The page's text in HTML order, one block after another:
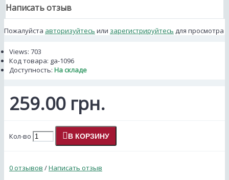
Написать отзыв
Пожалуйста авторизуйтесь или зарегистрируйтесь для просмотра
Views: 703
Код товара: ga-1096
Доступность: На складе
259.00 грн.
Кол-во В КОРЗИНУ
0 отзывов /Написать отзыв